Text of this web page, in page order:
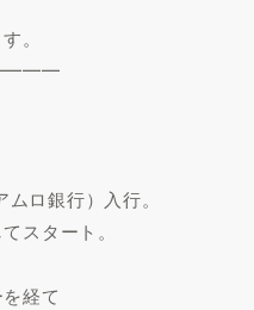
。
ロ銀行）入行。
スタート。
経て